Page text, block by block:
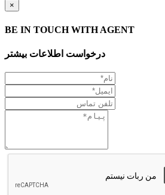
×
BE IN TOUCH WITH AGENT
درخواست اطلاعات بیشتر